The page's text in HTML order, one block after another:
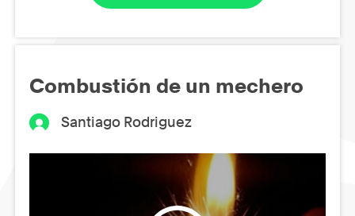
Combustión de un mechero
Santiago Rodriguez